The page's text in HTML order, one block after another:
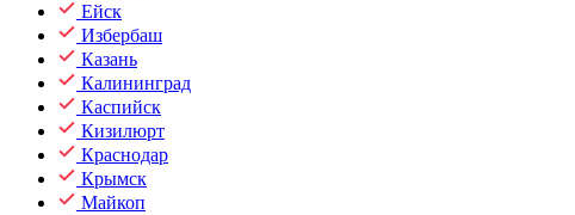
Ейск
Избербаш
Казань
Калининград
Каспийск
Кизилюрт
Краснодар
Крымск
Майкоп